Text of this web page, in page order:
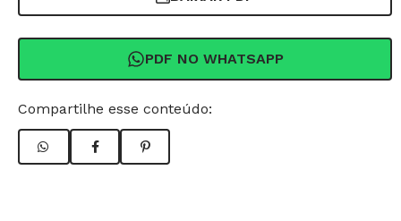
PDF NO WHATSAPP
Compartilhe esse conteúdo: